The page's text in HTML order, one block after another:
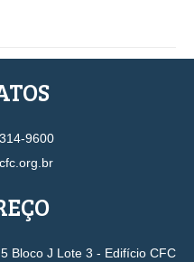
9600
Bloco J Lote 3 - Edifício CFC